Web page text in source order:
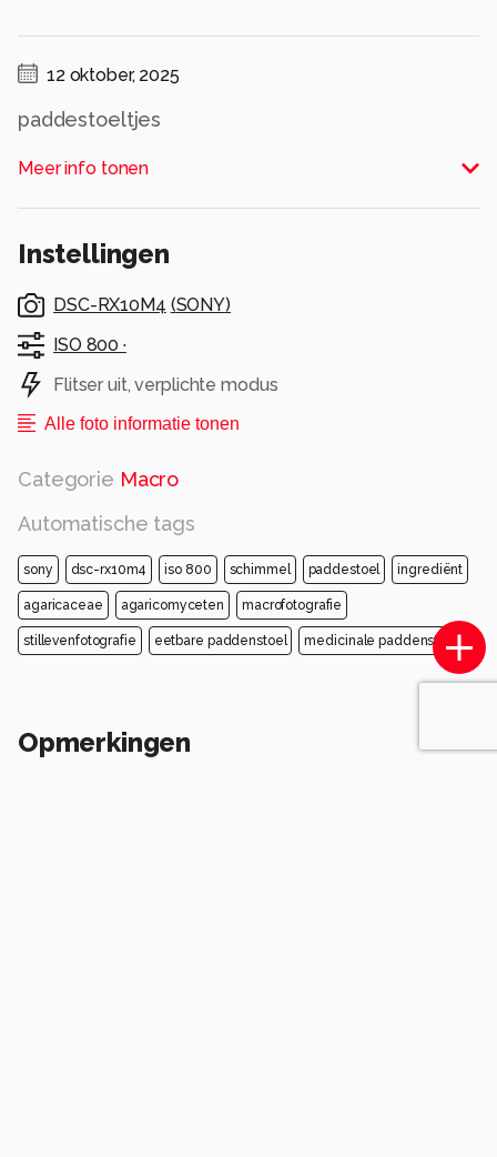
12 oktober, 2025
paddestoeltjes
Alle rechten voorbehouden
Meer info tonen
Instellingen
DSC-RX10M4 (SONY)
ISO 800 ·
Flitser uit, verplichte modus
Alle foto informatie tonen
Categorie Macro
Automatische tags
sony dsc-rx10m4 iso 800 schimmel paddestoel ingrediënt
agaricaceae agaricomyceten macrofotografie
stillevenfotografie eetbare paddenstoel medicinale paddenstoel
Opmerkingen